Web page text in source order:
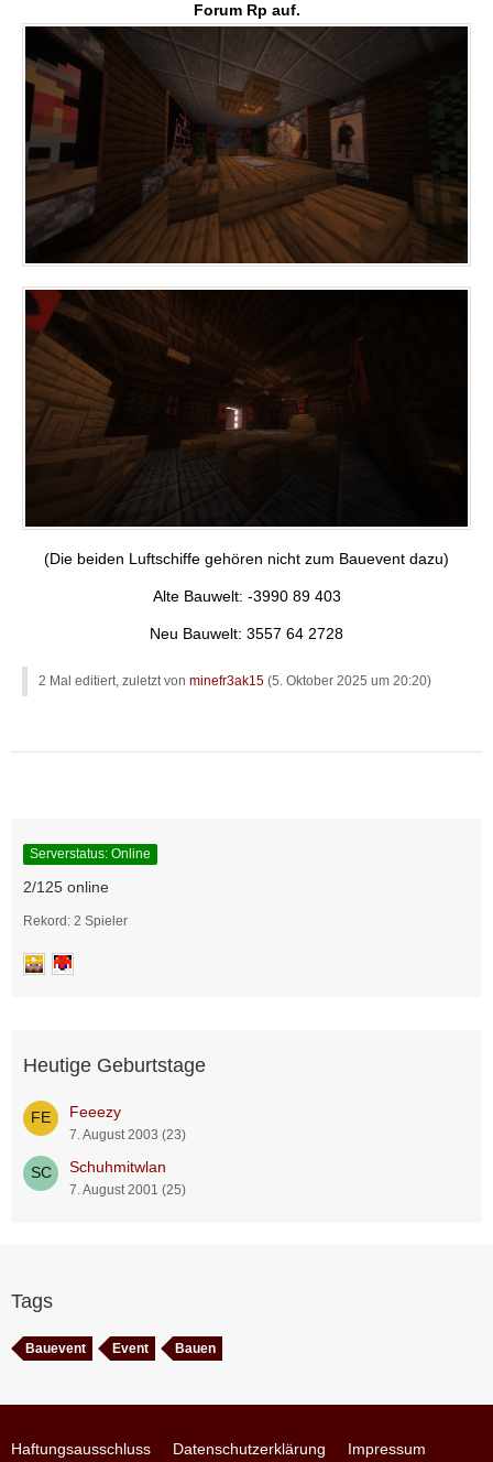
Forum Rp auf.
(Die beiden Luftschiffe gehören nicht zum Bauevent dazu)
Alte Bauwelt: -3990 89 403
Neu Bauwelt: 3557 64 2728
2 Mal editiert, zuletzt von minefr3ak15 (5. Oktober 2025 um 20:20)
Serverstatus: Online
2/125 online
Rekord: 2 Spieler
Heutige Geburtstage
Feeezy
7. August 2003 (23)
Schuhmitwlan
7. August 2001 (25)
Tags
Bauevent Event Bauen
Haftungsausschluss Datenschutzerklärung Impressum